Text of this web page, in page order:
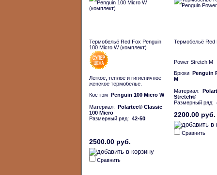
Термобельё Red Fox Penguin
100 Micro W (комплект)
Легкое, теплое и гигиеничное
женское термобелье.
Костюм Penguin 100 Micro W
Материал: Polartec® Classic
100 Micro
Размерный ряд: 42-50
2500.00 руб.
Сравнить
Термобельё Red
Power Stretch M
Брюки Penguin
M
Материал:
Stretch®
Размерный ряд:
2200.00 руб.
Сравнить